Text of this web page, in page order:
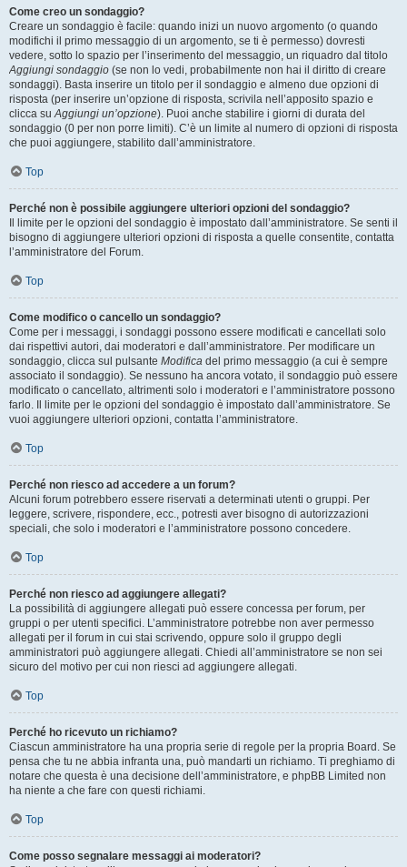
Come creo un sondaggio?
Creare un sondaggio è facile: quando inizi un nuovo argomento (o quando
modifichi il primo messaggio di un argomento, se ti è permesso) dovresti
vedere, sotto lo spazio per l’inserimento del messaggio, un riquadro dal titolo
Aggiungi sondaggio (se non lo vedi, probabilmente non hai il diritto di creare
sondaggi). Basta inserire un titolo per il sondaggio e almeno due opzioni di
risposta (per inserire un’opzione di risposta, scrivila nell’apposito spazio e
clicca suAggiungi un’opzione). Puoi anche stabilire i giorni di durata del
sondaggio (0 per non porre limiti). C’è un limite al numero di opzioni di risposta
che puoi aggiungere, stabilito dall’amministratore.
Top
Perché non è possibile aggiungere ulteriori opzioni del sondaggio?
Il limite per le opzioni del sondaggio è impostato dall’amministratore. Se senti il
bisogno di aggiungere ulteriori opzioni di risposta a quelle consentite, contatta
l’amministratore del Forum.
Top
Come modifico o cancello un sondaggio?
Come per i messaggi, i sondaggi possono essere modificati e cancellati solo
dai rispettivi autori, dai moderatori e dall’amministratore. Per modificare un
sondaggio, clicca sul pulsante Modifica del primo messaggio (a cui è sempre
associato il sondaggio). Se nessuno ha ancora votato, il sondaggio può essere
modificato o cancellato, altrimenti solo i moderatori e l’amministratore possono
farlo. Il limite per le opzioni del sondaggio è impostato dall’amministratore. Se
vuoi aggiungere ulteriori opzioni, contatta l’amministratore.
Top
Perché non riesco ad accedere a un forum?
Alcuni forum potrebbero essere riservati a determinati utenti o gruppi. Per
leggere, scrivere, rispondere, ecc., potresti aver bisogno di autorizzazioni
speciali, che solo i moderatori e l’amministratore possono concedere.
Top
Perché non riesco ad aggiungere allegati?
La possibilità di aggiungere allegati può essere concessa per forum, per
gruppi o per utenti specifici. L’amministratore potrebbe non aver permesso
allegati per il forum in cui stai scrivendo, oppure solo il gruppo degli
amministratori può aggiungere allegati. Chiedi all’amministratore se non sei
sicuro del motivo per cui non riesci ad aggiungere allegati.
Top
Perché ho ricevuto un richiamo?
Ciascun amministratore ha una propria serie di regole per la propria Board. Se
pensa che tu ne abbia infranta una, può mandarti un richiamo. Ti preghiamo di
notare che questa è una decisione dell’amministratore, e phpBB Limited non
ha niente a che fare con questi richiami.
Top
Come posso segnalare messaggi ai moderatori?